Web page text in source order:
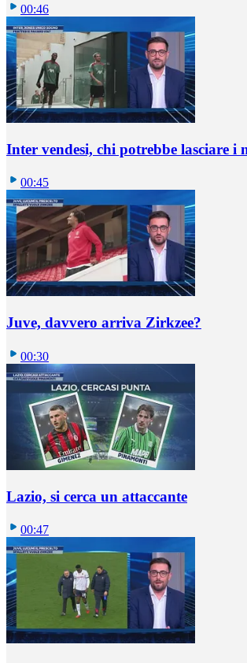
00:46
Inter vendesi, chi potrebbe lasciare i
00:45
Juve, davvero arriva Zirkzee?
00:30
Lazio, si cerca un attaccante
00:47